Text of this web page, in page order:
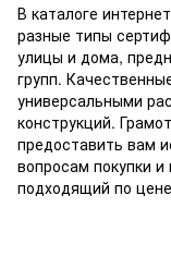
В каталоге
разные типы
улицы и дома,
групп.
универсальными
конструкций.
предоставить вам
вопросам покупки
подходящий по